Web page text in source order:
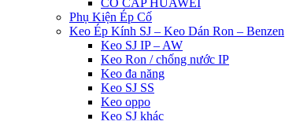
CỔ CÁP HUAWEI
Phụ Kiện Ép Cố
Keo Ép Kính SJ – Keo Dán Ron – Benzen
Keo SJ IP – AW
Keo Ron / chống nước IP
Keo đa năng
Keo SJ SS
Keo oppo
Keo SJ khác